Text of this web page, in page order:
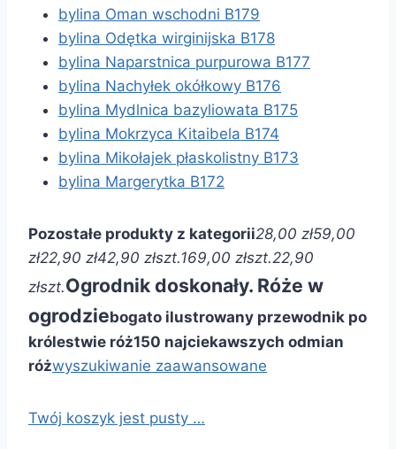
bylina Oman wschodni B179
bylina Odętka wirginijska B178
bylina Naparstnica purpurowa B177
bylina Nachyłek okółkowy B176
bylina Mydlnica bazyliowata B175
bylina Mokrzyca Kitaibela B174
bylina Mikołajek płaskolistny B173
bylina Margerytka B172
Pozostałe produkty z kategorii28,00 zł59,00
zł22,90 zł42,90 złszt.169,00 złszt.22,90
złszt.Ogrodnik doskonały. Róże w
ogrodziebogato ilustrowany przewodnik po
królestwie róż150 najciekawszych odmian
różwyszukiwanie zaawansowane
Twój koszyk jest pusty …